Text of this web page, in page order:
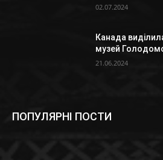
02.07.2024
Канада
музей
21.06.2024
ПОПУЛЯРНІ ПОСТИ